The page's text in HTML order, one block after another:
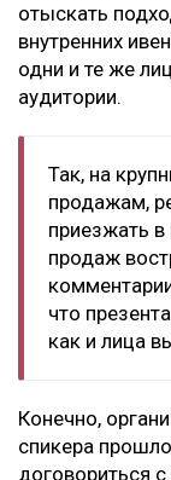
отыскать
внутренних
одни и те же
аудитории.
Так, на
продажам,
приезжать
продаж
что
как и лица
Конечно,
спикера
договориться